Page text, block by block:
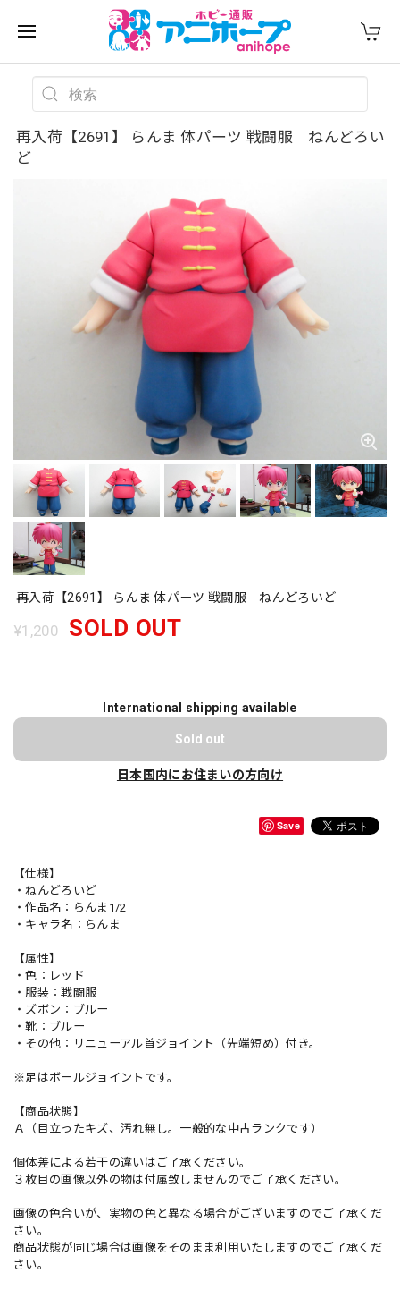
再入荷【2691】 らんま 体パーツ 戦闘服 ねんどろい
ど
再入荷【2691】 らんま 体パーツ 戦闘服 ねんどろいど
¥1,200 SOLD OUT
International shipping available
Sold out
日本国内にお住まいの方向け
Save
【仕様】
・ねんどろいど
・作品名：らんま1/2
・キャラ名：らんま
【属性】
・色：レッド
・服装：戦闘服
・ズボン：ブルー
・靴：ブルー
・その他：リニューアル首ジョイント（先端短め）付き。
※足はボールジョイントです。
【商品状態】
Ａ（目立ったキズ、汚れ無し。一般的な中古ランクです）
個体差による若干の違いはご了承ください。
３枚目の画像以外の物は付属致しませんのでご了承ください。
画像の色合いが、実物の色と異なる場合がございますのでご了承くだ
さい。
商品状態が同じ場合は画像をそのまま利用いたしますのでご了承くだ
さい。